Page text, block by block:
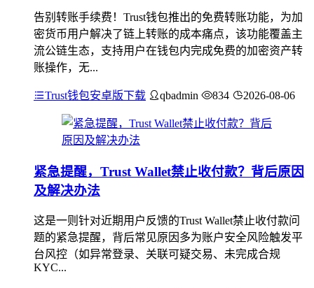
告别转账手续费！Trust钱包推出的免费转账功能，为加
密货币用户解决了链上转账的成本痛点，该功能覆盖主
流公链生态，支持用户在钱包内完成免费的加密资产转
账操作，无...
Trust钱包安卓版下载 qbadmin 834 2026-08-06
紧急提醒，Trust Wallet禁止收付款？背后原因
及解决办法
这是一则针对近期用户反馈的Trust Wallet禁止收付款问
题的紧急提醒，背后常见原因多为账户安全风险触发平
台风控（如异常登录、关联可疑交易、未完成合规
KYC...